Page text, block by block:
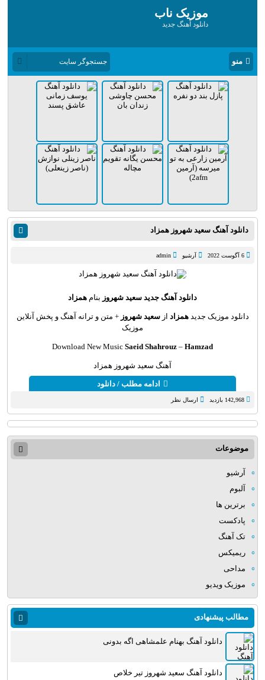
موزیک ناب
دانلود آهنگ جدید
منو
دانلود آهنگ سعید شهروز همزاد
6 آگوست 2022 آرشیو admin
دانلود آهنگ جديد سعید شهروز بنام همزاد
دانلود موزیک جديد همزاد ازسعید شهروز + متن و ترانه آهنگ و پخش آنلاين
موزيک
Download New Music Saeid Shahrouz – Hamzad
آهنگ سعید شهروز همزاد
ادامه مطلب / دانلود
142,968 بازدید ارسال نظر
موضوعات
آرشیو
آلبوم
برترین ها
پادکست
تک آهنگ
ریمیکس
مداحی
موزیک ویدیو
مطالب پیشنهادی
دانلود آهنگ بهنام علمشاهی اگه بدونی
دانلود آهنگ سعید شهروز تیر خلاص